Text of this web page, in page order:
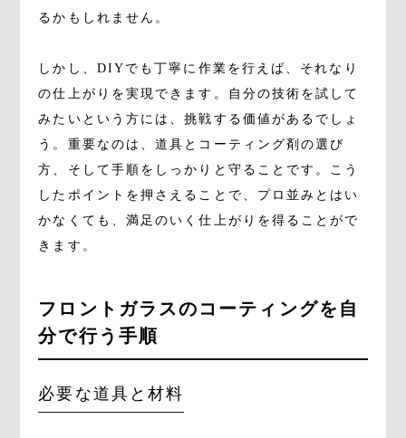
るかもしれません。
しかし、DIYでも丁寧に作業を行えば、それなり
の仕上がりを実現できます。自分の技術を試して
みたいという方には、挑戦する価値があるでしょ
う。重要なのは、道具とコーティング剤の選び
方、そして手順をしっかりと守ることです。こう
したポイントを押さえることで、プロ並みとはい
かなくても、満足のいく仕上がりを得ることがで
きます。
フロントガラスのコーティングを自
分で行う手順
必要な道具と材料